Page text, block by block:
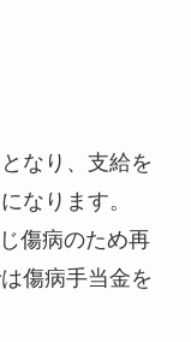
なり、支給を
なります。
傷病のため再
傷病手当金を